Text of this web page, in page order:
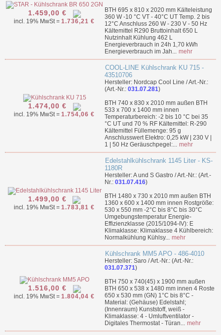
1.459,00 €
incl. 19% MwSt = 1.736,21 €
BTH 695 x 810 x 2020 mm Kälteleistung
360 W -10 °C VT - 40°C UT Temp. 2 bis
12°C Anschluss 260 W - 230 V - 50 Hz
Kältemittel R290 Bruttoinhalt 650 L
Nutzinhalt Kühlung 462 L
Energieverbrauch in 24h 1,70 kWh
Energieverbrauch im Jah... mehr
1.474,00 €
incl. 19% MwSt = 1.754,06 €
COOL-LINE Kühlschrank KU 715 -
43510706
Hersteller: Nordcap Cool Line / Art.-Nr.:
(Art.-Nr.: 031.07.281)
BTH 740 x 830 x 2010 mm außen BTH
533 x 700 x 1400 mm innen
Temperaturbereich: -2 bis 10 °C bei 35
°C UT und 70 % RF Kältemittel: R-290
Kältemittel Füllemenge: 95 g
Anschlusswert Elektro: 0,25 kW | 230 V |
1 | 50 Hz Geräuschpegel:... mehr
1.499,00 €
incl. 19% MwSt = 1.783,81 €
Edelstahlkühlschrank 1145 Liter - KS-
1180R
Hersteller: A und S Gastro / Art.-Nr.: (Art.-
Nr.: 031.07.416)
BTH 1480 x 730 x 2010 mm außen BTH
1360 x 600 x 1400 mm innen Rostgröße:
530 x 550 mm -2°C bis 8°C bis 30°C
Umgebungstemperatur Energie-
Effizienzklasse (2015/1094-IV): E
Klimaklasse: Klimaklasse 4 Kühlbereich:
Normalkühlung Kühlsy... mehr
1.516,00 €
incl. 19% MwSt = 1.804,04 €
Kühlschrank MM5 APO - 486-4010
Hersteller: Saro / Art.-Nr.: (Art.-Nr.:
031.07.371)
BTH 750 x 740(45) x 1900 mm außen
BTH 650 x 538 x 1480 mm innen 4 Roste
650 x 530 mm (GN) 1°C bis 8°C -
Material: (Gehäuse) Edelstahl;
(Innenraum) Kunststoff, weiß -
Klimaklasse: 4 - Umluftventilator -
Digitales Thermostat - Türan... mehr